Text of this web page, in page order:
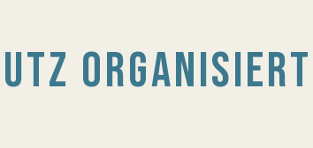
ORGANISIERT